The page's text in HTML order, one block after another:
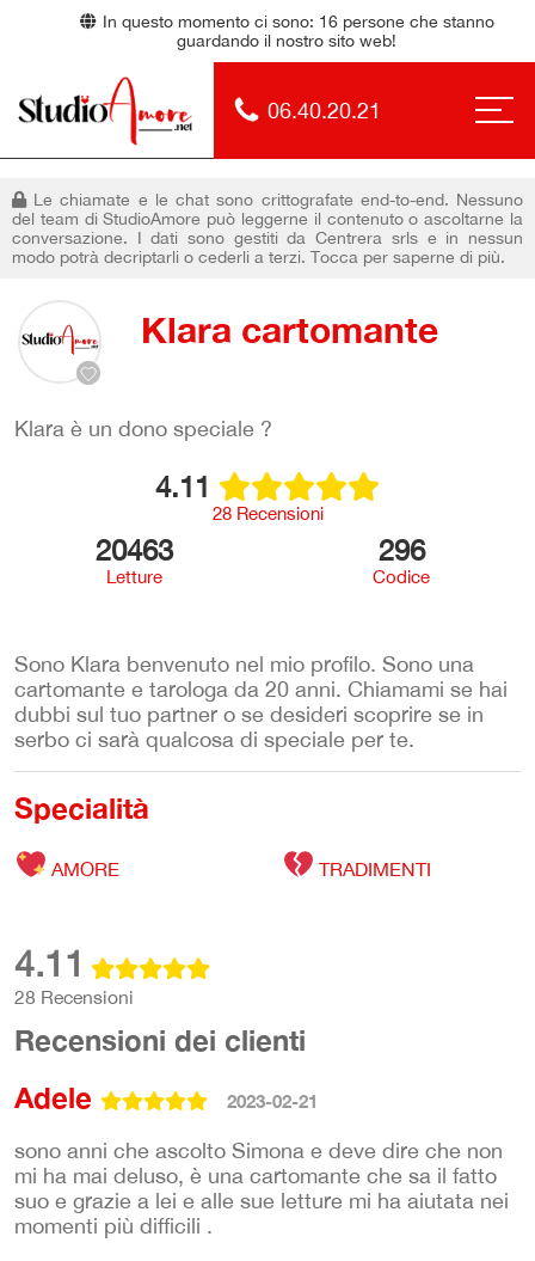
In questo momento ci sono: 16persone che stanno
guardando il nostro sito web!
06.40.20.21
Le chiamate e le chat sono crittografate end-to-end. Nessuno
del team di StudioAmore può leggerne il contenuto o ascoltarne la
conversazione. I dati sono gestiti da Centrera srls e in nessun
modo potrà decriptarli o cederli a terzi. Tocca per saperne di più.
Klara cartomante
Klara è un dono speciale ?
4.11
28 Recensioni
20463
Letture
296
Codice
Sono Klara benvenuto nel mio profilo. Sono una
cartomante e tarologa da 20 anni. Chiamami se hai
dubbi sul tuo partner o se desideri scoprire se in
serbo ci sarà qualcosa di speciale per te.
Specialità
AMORE TRADIMENTI
4.11
28 Recensioni
Recensioni dei clienti
Adele
2023-02-21
sono anni che ascolto Simona e deve dire che non
mi ha mai deluso, è una cartomante che sa il fatto
suo e grazie a lei e alle sue letture mi ha aiutata nei
momenti più difficili .